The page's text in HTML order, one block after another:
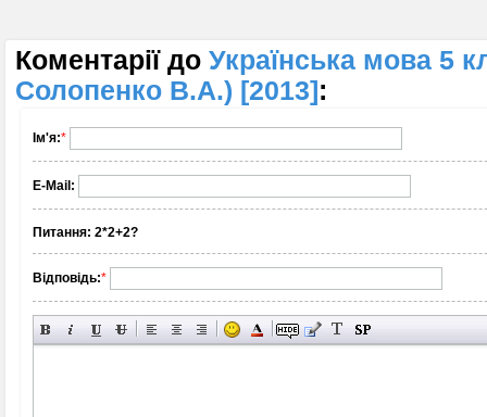
Коментарії до Українська мова 5
Солопенко В.А.) [2013] :
Ім'я:*
E-Mail:
Питання: 2*2+2?
Відповідь:*